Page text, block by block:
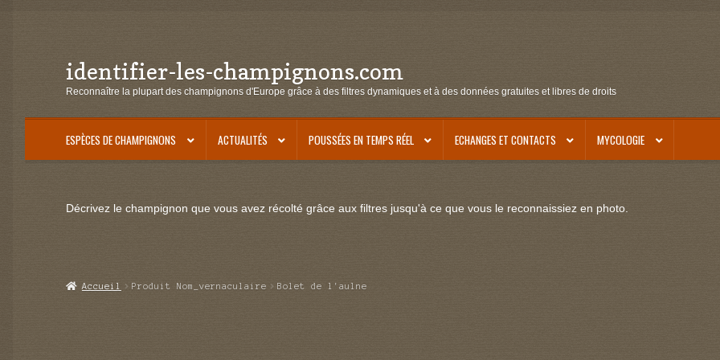
Aller
à
navigation
Aller
au
identifier-les-champignons.com
Reconnaître la plupart des champignons d'Europe grâce à des filtres dynamiques et à des données gratuites et libres de droits
ESPÈCES DE CHAMPIGNONS ACTUALITÉS POUSSÉES EN TEMPS RÉEL ECHANGES ET CONTACTS MYCOLOGIE
Décrivez le champignon que vous avez récolté grâce aux filtres jusqu'à ce que vous le reconnaissiez en photo.
Accueil Produit Nom_vernaculaire Bolet de l'aulne